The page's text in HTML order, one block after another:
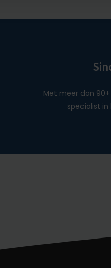
Met meer dan
specialist